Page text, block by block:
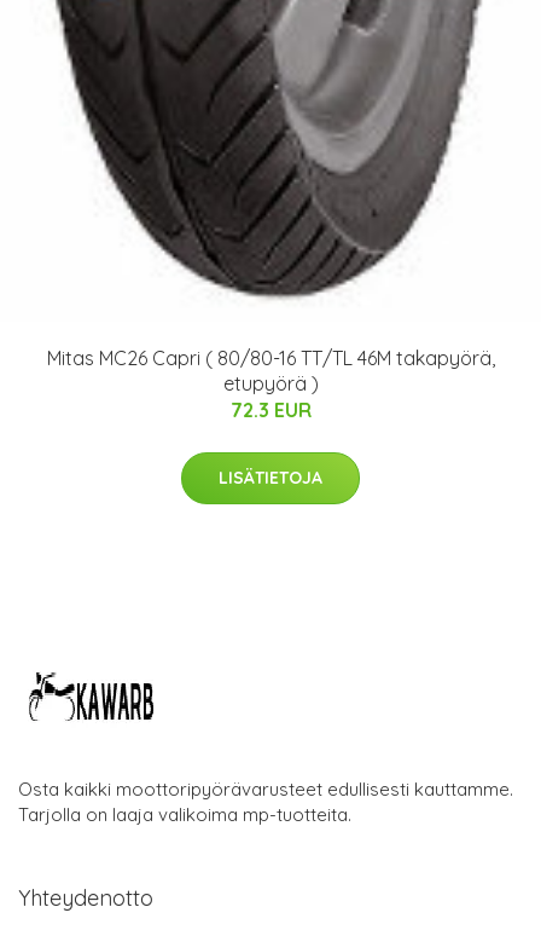
Mitas MC26 Capri ( 80/80-16 TT/TL 46M takapyörä,
etupyörä )
72.3 EUR
LISÄTIETOJA
Osta kaikki moottoripyörävarusteet edullisesti kauttamme.
Tarjolla on laaja valikoima mp-tuotteita.
Yhteydenotto